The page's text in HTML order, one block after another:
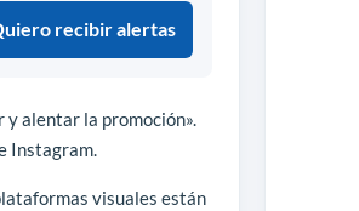
recibir alertas
y alentar la promoción».
Instagram.
visuales están